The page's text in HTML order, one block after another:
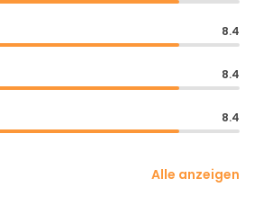
8.4
8.4
8.4
Alle anzeigen